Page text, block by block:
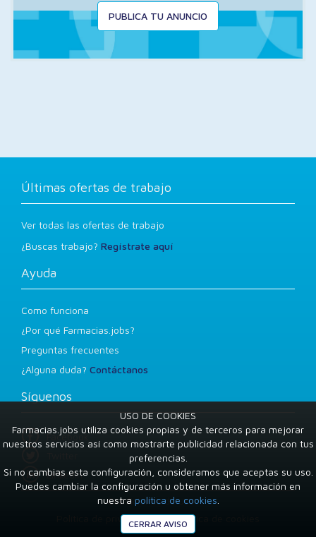
PUBLICA TU ANUNCIO
Últimas ofertas de trabajo
Ver todas las ofertas de trabajo
¿Buscas trabajo? Regístrate aquí
Ayuda
Como funciona
¿Por qué Farmacias.jobs?
Preguntas frecuentes
¿Alguna duda? Contáctanos
Síguenos
Facebook
LinkedIn
Condiciones de uso
Política de privacidad
Política de cookies
USO DE COOKIES
Farmacias.jobs utiliza cookies propias y de terceros para mejorar
nuestros servicios así como mostrarte publicidad relacionada con tus
preferencias.
Si no cambias esta configuración, consideramos que aceptas su uso.
Puedes cambiar la configuración u obtener más información en
nuestra política de cookies
CERRAR AVISO